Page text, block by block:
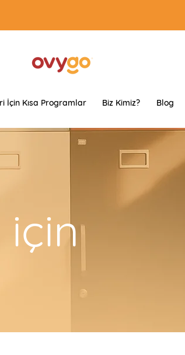
İçin Kısa Programlar Biz Kimiz? Blog